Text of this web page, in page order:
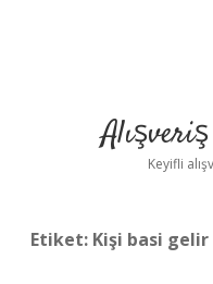
Keyifli
Etiket: Kişi basi